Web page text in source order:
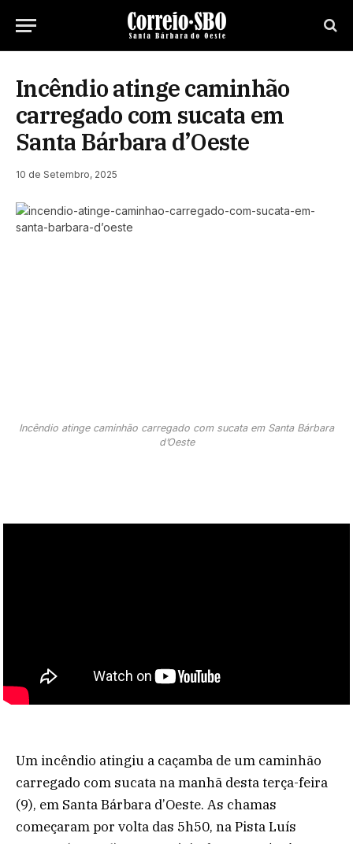
Incêndio atinge caminhão
carregado com sucata em
Santa Bárbara d’Oeste
10 de Setembro, 2025
Incêndio atinge caminhão carregado com sucata em Santa Bárbara
d’Oeste
Um incêndio atingiu a caçamba de um caminhão
carregado com sucata na manhã desta terça-feira
(9), em Santa Bárbara d’Oeste. As chamas
começaram por volta das 5h50, na Pista Luís